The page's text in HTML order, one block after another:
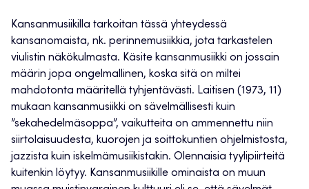
Kansanmusiikilla tarkoitan tässä yhteydessä
kansanomaista, nk. perinnemusiikkia, jota tarkastelen
viulistin näkökulmasta. Käsite kansanmusiikki on jossain
määrin jopa ongelmallinen, koska sitä on miltei
mahdotonta määritellä tyhjentävästi. Laitisen (1973, 11)
mukaan kansanmusiikki on sävelmällisesti kuin
”sekahedelmäsoppa”, vaikutteita on ammennettu niin
siirtolaisuudesta, kuorojen ja soittokuntien ohjelmistosta,
jazzista kuin iskelmämusiikistakin. Olennaisia tyylipiirteitä
kuitenkin löytyy. Kansanmusiikille ominaista on muun